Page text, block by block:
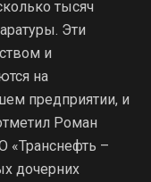
тысяч
Эти
и
на
предприятии, и
Роман
«Транснефть –
дочерних